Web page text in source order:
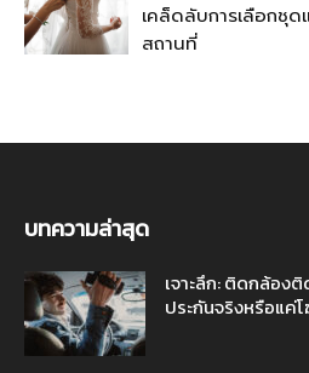
เคล็ดลับการเลือกชุด
สถานที่
บทความล่าสุด
เจาะลึก: ติดกล้อง
ประกันจริงหรือแค่